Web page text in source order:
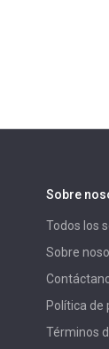
Sobre
Todos los
Sobre
Política de
Términos